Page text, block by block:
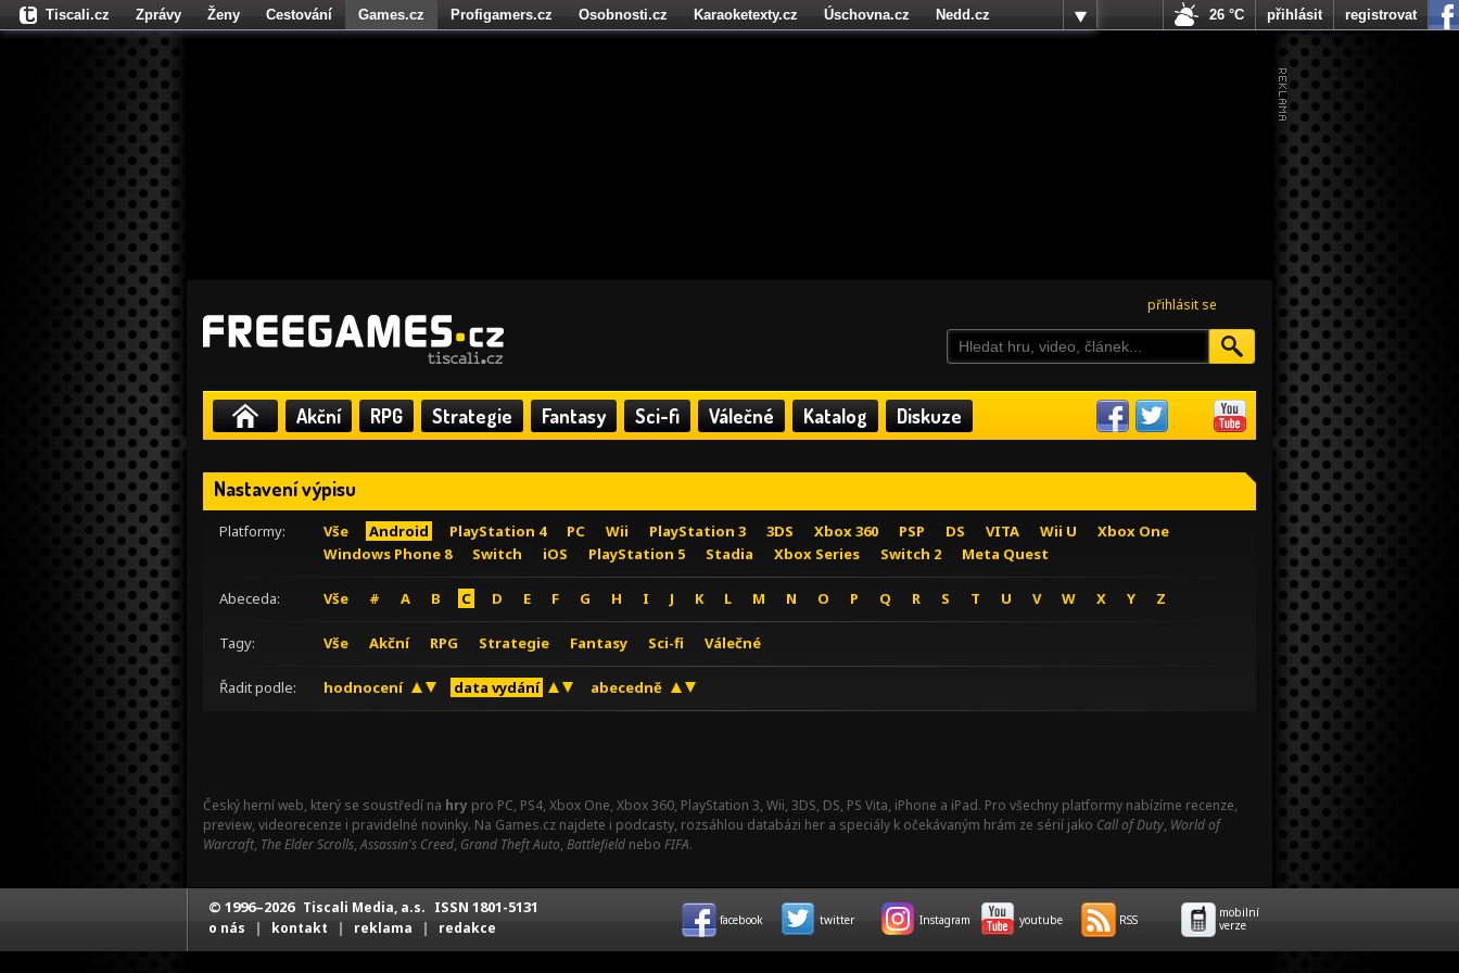
přihlásit se
Akční RPG Strategie Fantasy Sci-fi Válečné Katalog Diskuze
Nastavení výpisu
Platformy: Vše Android PlayStation 4 PC Wii PlayStation 3 3DS Xbox 360 PSP DS VITA Wii U
Xbox One
Windows Phone 8
Switch iOS PlayStation 5 Stadia Xbox Series Switch 2 Meta Quest
Abeceda: Vše # A B C D E F G H I J K L M N O P Q R S T U V W X Y Z
Tagy: Vše Akční RPG Strategie Fantasy Sci-fi Válečné
Řadit podle: hodnocení data vydání abecedně
Český herní web, který se soustředí na hry pro PC, PS4, Xbox One, Xbox 360, PlayStation 3, Wii, 3DS, DS, PS Vita, iPhone a iPad. Pro všechny platformy nabízíme recenze,
preview, videorecenze i pravidelné novinky. Na Games.cz najdete i podcasty, rozsáhlou databázi her a speciály k očekávaným hrám ze sérií jako Call of Duty, World of
Warcraft, The Elder Scrolls,Assassin's Creed, Grand Theft Auto, Battlefield nebo FIFA.
Tiscali.cz Zprávy Ženy Cestování Games.cz Profigamers.cz Osobnosti.cz Karaoketexty.cz Úschovna.cz
Nedd.cz
Fights.cz
26 °C přihlásit registrovat
© 1996–2026 Tiscali Media, a.s. ISSN 1801-5131
o nás | kontakt | reklama | redakce facebook twitter Instagram youtube RSS
mobilní
verze